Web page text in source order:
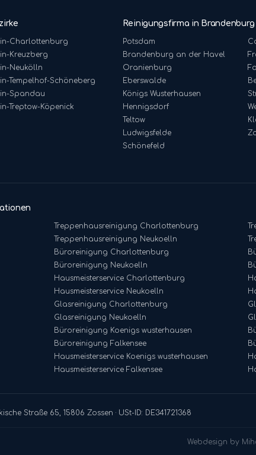
Charlottenburg
Kreuzberg
Neukölln
Tempelhof-Schöneberg
Spandau
Treptow-Köpenick
Reinigungsfirma in
Potsdam
Brandenburg an der Havel
Oranienburg
Eberswalde
Königs Wusterhausen
Hennigsdorf
Teltow
Ludwigsfelde
Schönefeld
Treppenhausreinigung Charlottenburg
Treppenhausreinigung Neukoelln
Büroreinigung Charlottenburg
Büroreinigung Neukoelln
Hausmeisterservice Charlottenburg
Hausmeisterservice Neukoelln
Glasreinigung Charlottenburg
Glasreinigung Neukoelln
Büroreinigung Koenigs wusterhausen
Büroreinigung Falkensee
Hausmeisterservice Koenigs wusterhausen
Hausmeisterservice Falkensee
Straße 65, 15806 Zossen · USt-ID: DE341721368
Webdesign by